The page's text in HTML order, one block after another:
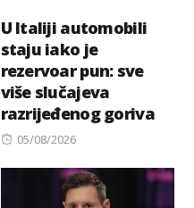
U Italiji automobili
staju iako je
rezervoar pun: sve
više slučajeva
razrijeđenog goriva
Posted
05/08/2026